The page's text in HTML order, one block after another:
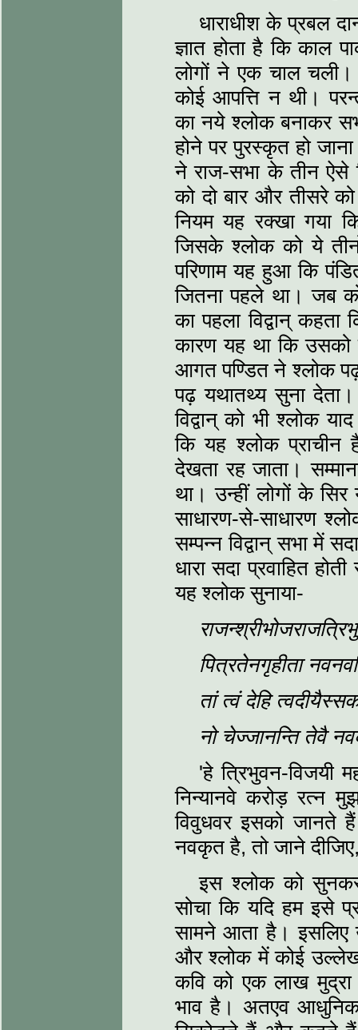
धाराधीश के प्रबल
ज्ञात होता है कि काल
लोगों ने एक चाल चली।
कोई आपत्ति न थी।
का नये श्लोक बनाकर
होने पर पुरस्कृत हो
ने राज-सभा के तीन ऐसे
को दो बार और तीसरे
नियम यह रक्खा गया
जिसके श्लोक को ये
परिणाम यह हुआ कि
जितना पहले था। जब
का पहला विद्वान्
कारण यह था कि उसको
आगत पण्डित ने श्लोक
पढ़ यथातथ्य सुना
विद्वान् को भी श्लोक
कि यह श्लोक
देखता रह जाता।
था। उन्हीं लोगों के
साधारण-से-साधारण
सम्पन्न विद्वान् सभा में
धारा सदा प्रवाहित
यह श्लोक सुनाया-
पित्रतेनगृहीता
तां त्वं देहि
नो चेज्जानन्ति तेवै
'हे त्रिभुवन-विजयी
निन्यानवे करोड़
विवुधवर इसको जानते
नवकृत है, तो जाने
इस श्लोक को सुनकर
सोचा कि यदि हम इसे
सामने आता है। इसलिए
और श्लोक में कोई
कवि को एक लाख
भाव है। अतएव